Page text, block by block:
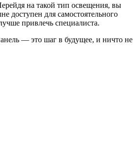
на такой тип освещения, вы
доступен для самостоятельного
привлечь специалиста.
— это шаг в будущее, и ничто не